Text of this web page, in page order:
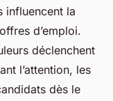
influencent la
d’emploi.
déclenchent
l’attention, les
dès le